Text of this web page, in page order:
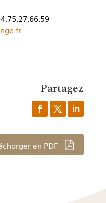
Partagez
en PDF